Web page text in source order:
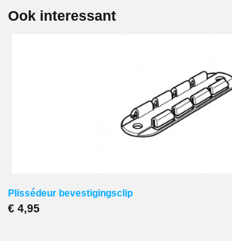
Ook interessant
Plissédeur bevestigingsclip
€ 4,95